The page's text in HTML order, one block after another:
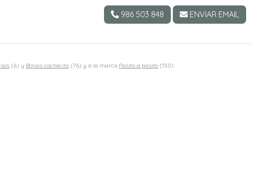
(6) y Bolsos cochecito (76) y a la marca Pasito a pasito (130).
986 503 848 ENVIAR EMAIL